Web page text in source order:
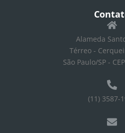
Alameda
Térreo -
São Paulo/SP -
(11) 3587-